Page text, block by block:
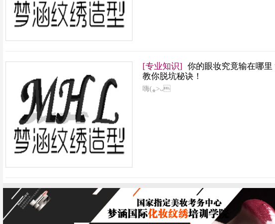
[专业知识] 你的眼妆究竟输在哪里
教你脱坑秘诀！
嗨(⁎˃ᴗ